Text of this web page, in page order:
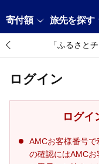
寄付額 旅先を探す
「ふるさと
ログイン
ログイ
AMCお客様番号
の確認にはAMC